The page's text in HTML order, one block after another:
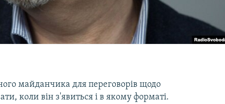
майданчика для переговорів щодо
коли він з'явиться і в якому форматі.